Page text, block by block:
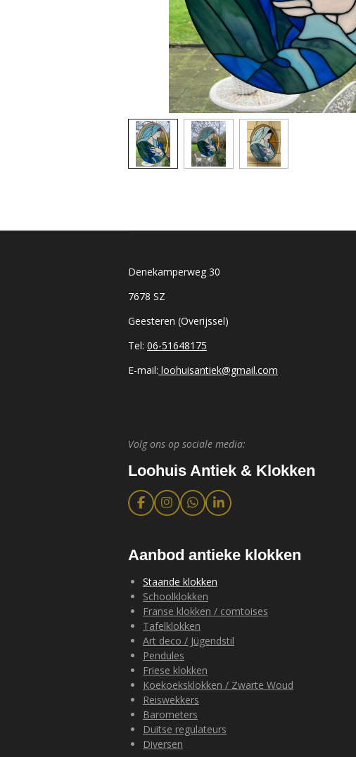
Denekamperweg 30
7678 SZ
Geesteren (Overijssel)
Tel: 06-51648175
E-mail: loohuisantiek@gmail.com
Volg ons op sociale media:
Loohuis Antiek & Klokken
F
a
b
o
k
I
n
a
g
a
m
W
h
s
A
p
p
L
i
e
d
Aanbod antieke klokken
Staande klokken
Schoolklokken
Franse klokken / comtoises
Tafelklokken
Art deco / Jügendstil
Pendules
Friese klokken
Koekoeksklokken / Zwarte Woud
Reiswekkers
Barometers
Duitse regulateurs
Diversen